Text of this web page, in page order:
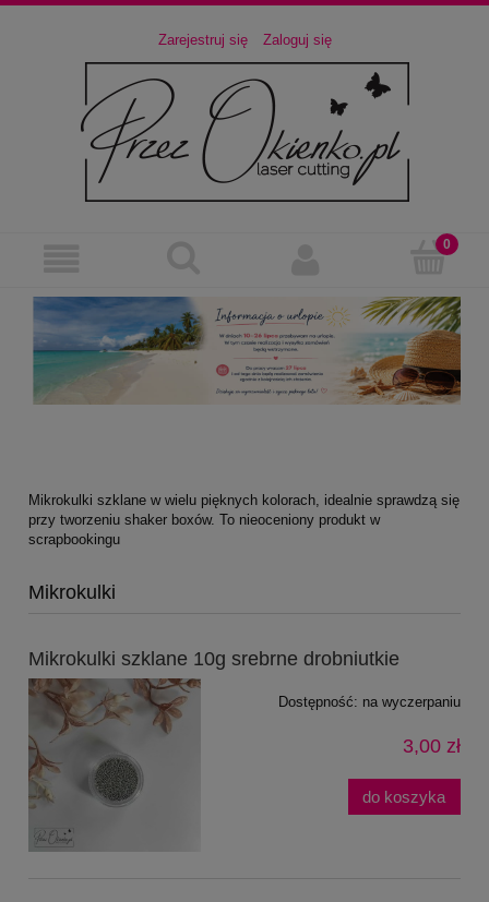
Zarejestruj się Zaloguj się
Mikrokulki szklane w wielu pięknych kolorach, idealnie sprawdzą się
przy tworzeniu shaker boxów. To nieoceniony produkt w
scrapbookingu
Mikrokulki
Mikrokulki szklane 10g srebrne drobniutkie
Dostępność: na wyczerpaniu
3,00 zł
do koszyka